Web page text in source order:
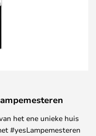
het ene unieke huis
#yesLampemesteren